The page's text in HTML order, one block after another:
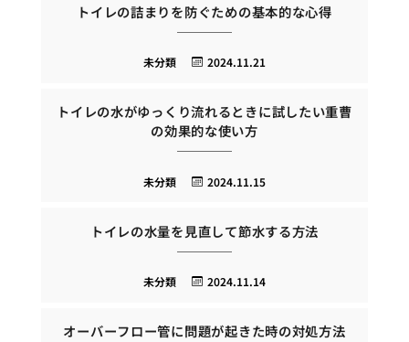
トイレの詰まりを防ぐための基本的な心得
2024.11.21
未分類
トイレの水がゆっくり流れるときに試したい重曹
の効果的な使い方
2024.11.15
未分類
トイレの水量を見直して節水する方法
2024.11.14
未分類
オーバーフロー管に問題が起きた時の対処方法